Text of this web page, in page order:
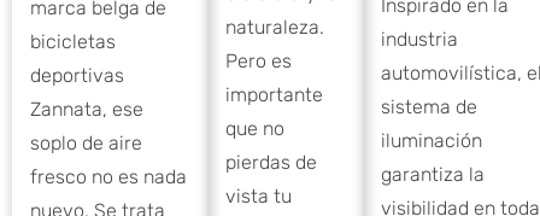
marca belga de
bicicletas
deportivas
Zannata, ese
soplo de aire
fresco no es nada
nuevo. Se trata
naturaleza.
Pero es
importante
que no
pierdas de
vista tu
Inspirado en la
industria
automovilística,
sistema de
iluminación
garantiza la
visibilidad en